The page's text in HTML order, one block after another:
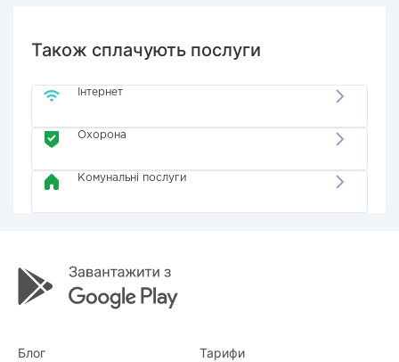
Також сплачують послуги
Інтернет
Охорона
Комунальні послуги
Блог Тарифи